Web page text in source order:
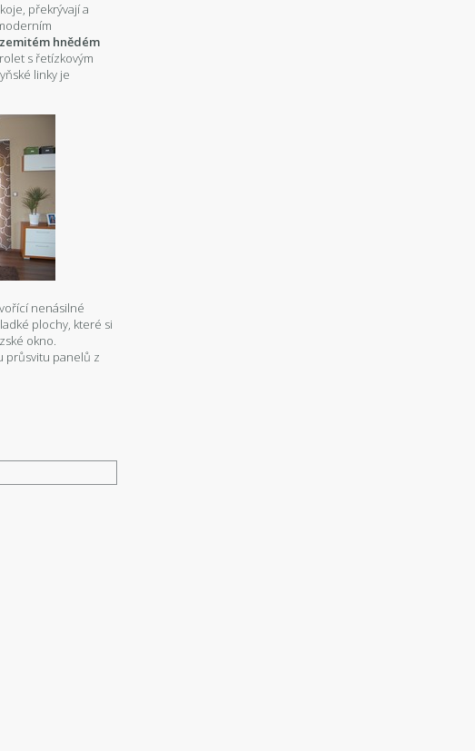
překrývají a
hnědém
s řetízkovým
linky je
nenásilné
plochy, které si
okno.
průsvitu panelů z